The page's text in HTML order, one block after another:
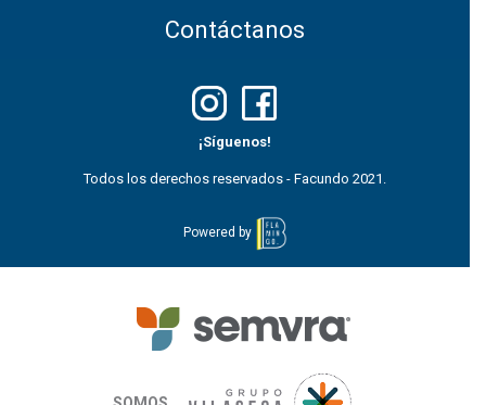
Contáctanos
¡Síguenos!
Todos los derechos reservados - Facundo 2021.
Powered by